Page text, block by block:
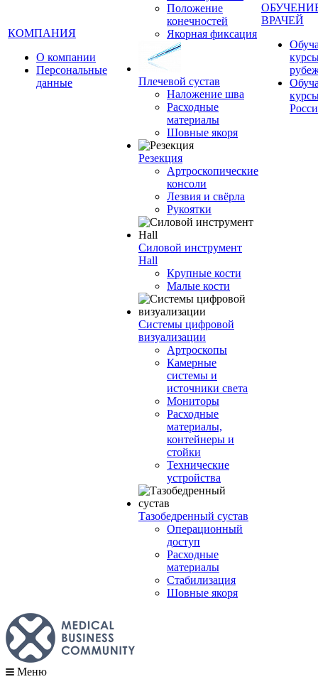
КОМПАНИЯ
О компании
Персональные
данные
Положение
конечностей
Якорная фиксация
Плечевой сустав
Наложение шва
Расходные
материалы
Шовные якоря
Резекция
Артроскопические
консоли
Лезвия и свёрла
Рукоятки
Силовой инструмент
Hall
Крупные кости
Малые кости
Системы цифровой
визуализации
Артроскопы
Камерные
системы и
источники света
Мониторы
Расходные
материалы,
контейнеры и
стойки
Технические
устройства
Тазобедренный сустав
Операционный
доступ
Расходные
материалы
Стабилизация
Шовные якоря
ВРАЧЕЙ
Меню